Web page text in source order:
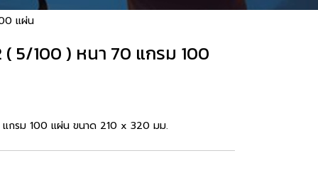
แผ่น
5/100 ) หนา 70 แกรม 100
กรม 100 แผ่น ขนาด 210 x 320 มม.